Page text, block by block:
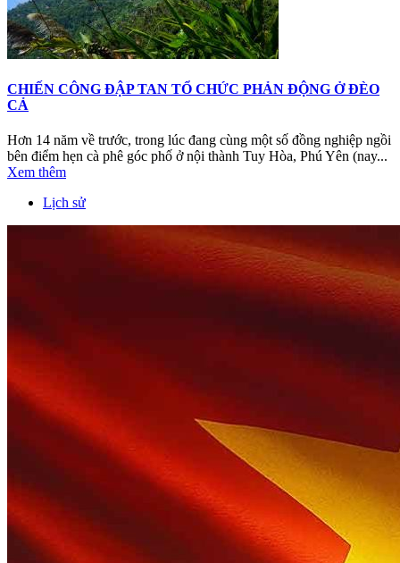
CHIẾN CÔNG ĐẬP TAN TỔ CHỨC PHẢN ĐỘNG Ở ĐÈO
CẢ
Hơn 14 năm về trước, trong lúc đang cùng một số đồng nghiệp ngồi
bên điểm hẹn cà phê góc phố ở nội thành Tuy Hòa, Phú Yên (nay...
Xem thêm
Lịch sử